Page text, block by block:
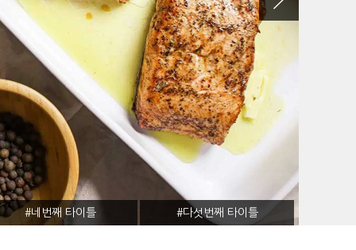
#네번째 타이틀 #다섯번째 타이틀